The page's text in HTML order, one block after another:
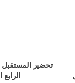
تحضير
الرابع